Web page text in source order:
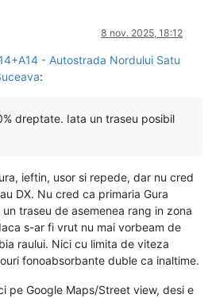
8 nov. 2025, 18:12
- Autostrada Nordului Satu
:
dreptate. Iata un traseu posibil
ieftin, usor si repede, dar nu cred
DX. Nu cred ca primaria Gura
traseu de asemenea rang in zona
s-ar fi vrut nu mai vorbeam de
raului. Nici cu limita de viteza
fonoabsorbante duble ca inaltime.
pe Google Maps/Street view, desi e